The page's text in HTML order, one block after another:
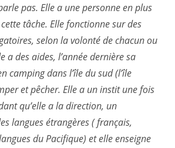
pas. Elle a une personne en plus
tâche. Elle fonctionne sur des
selon la volonté de chacun ou
a des aides, l’année dernière sa
camping dans l’île du sud (l’île
et pêcher. Elle a un instit une fois
qu’elle a la direction, un
langues étrangères ( français,
du Pacifique) et elle enseigne